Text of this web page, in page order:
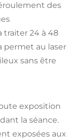
des
traiter 24 à 48
permet au laser
sans être
exposition
la séance.
exposées aux